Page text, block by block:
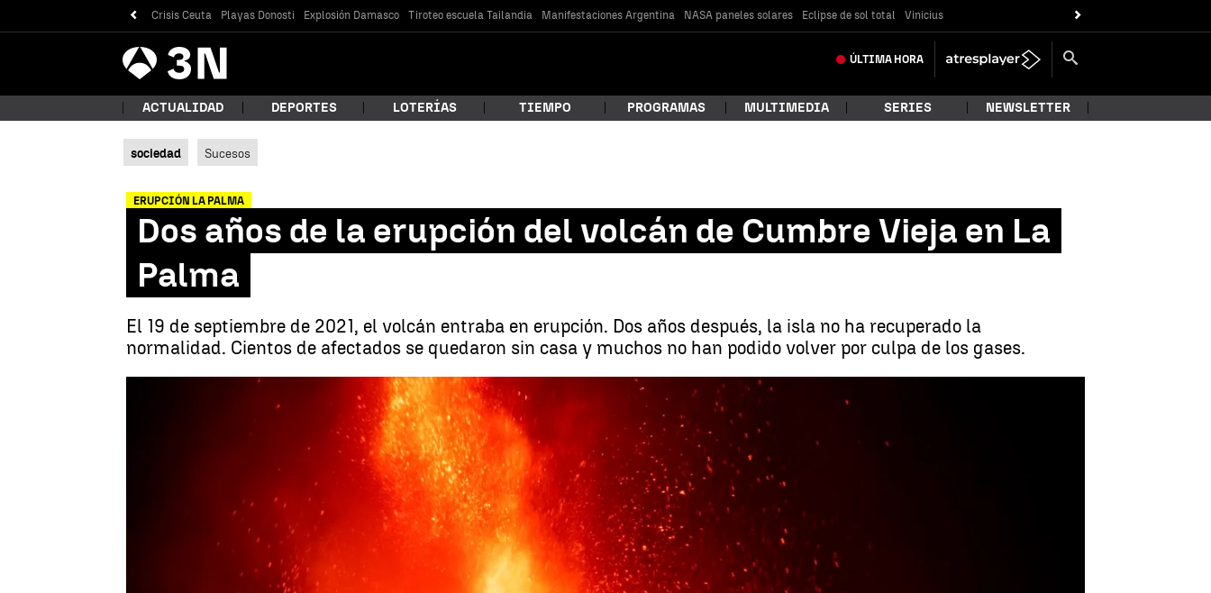
Crisis Ceuta Playas Donosti Explosión Damasco Tiroteo escuela Tailandia Manifestaciones Argentina NASA paneles solares Eclipse de sol total Vinicius
Antena
3 Noticias ÚLTIMA HORA
¿Qué estás buscando?
Buscar
ACTUALIDAD DEPORTES LOTERÍAS TIEMPO PROGRAMAS MULTIMEDIA SERIES NEWSLETTER
sociedad Sucesos
ERUPCIÓN LA PALMA
Dos años de la erupción del volcán de Cumbre Vieja en La
Palma
El 19 de septiembre de 2021, el volcán entraba en erupción. Dos años después, la isla no ha recuperado la
normalidad. Cientos de afectados se quedaron sin casa y muchos no han podido volver por culpa de los gases.
Las consecuencias de la erupción del volcán de La Palma, dos años después |